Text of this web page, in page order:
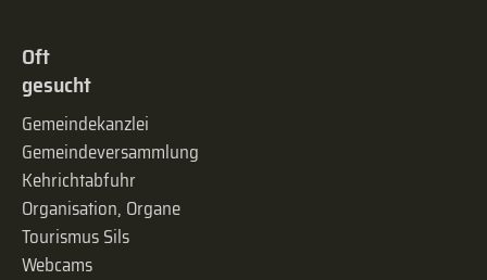
Oft
gesucht
Gemeindekanzlei
Gemeinde­versammlung
Kehrichtabfuhr
Organisation, Organe
Tourismus Sils
Webcams